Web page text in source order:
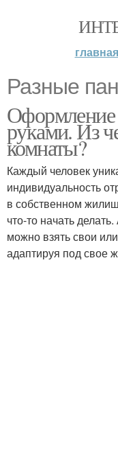
главная
Разные
руками. Из
комнаты?
Каждый человек
индивидуальность
в собственном
что-то начать
можно взять свои
адаптируя под свое